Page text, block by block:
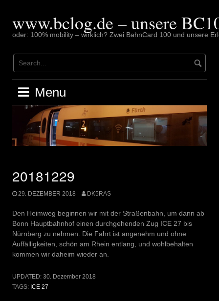
contentwww.bclog.de – unsere
oder: 100% mobility – wirklich? Zwei BahnCard 100 und unsere
Menu
20181229
29. DEZEMBER 2018 DK5RAS
Den Heimweg beginnen wir mit der Straßenbahn, um dann ab
Bonn Hauptbahnhof einen durchgehenden Zug ICE 27 bis
Nürnberg zu nehmen. Die Fahrt ist angenehm und ohne
Auffälligkeiten, schön am Rhein entlang, und wohlbehalten
kommen wir daheim wieder an.
UPDATED: 30. Dezember 2018
TAGS: ICE 27